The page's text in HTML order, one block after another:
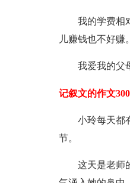
我的学费相
儿赚钱也不好赚。
我爱我的父
记叙文的作文
小玲每天都
节。
这天是老师